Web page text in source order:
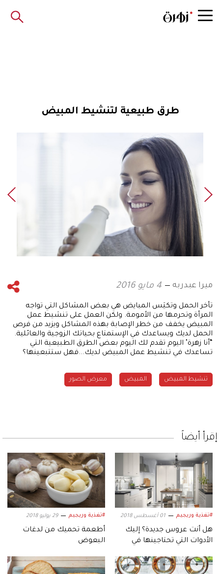
طرق طبيعية لتنشيط المبيض
ميرا عبدربه 4 مايو 2016
تأخر الحمل وتكيَس المبايض هي بعض المشاكل التي تواجه
المرأة وتحرمها من الأمومة. ولكن العمل على تنشيط عمل
المبيض يخفف من خطر الإصابة بهذه المشاكل ويزيد من فرص
الحمل لديك ويساعدك في الإستمتاع بحياتك الزوجية والعائلية.
“أنا زهرة" اليوم تقدم لك اليوم بعض الطرق الطبيعية التي
تساعدك في تنشيط عمل المبيض لديك...فهل ستتبعينها؟
تنشيط المبيض المبيض معرض الصور
إقرأ أيضاً
#تغذية وريجيم 01 أغسطس 2018
هل أنت عروس جديدة؟ إليك
الأدوات التي تحتاجينها في
#تغذية وريجيم 29 يوليو 2018
أطعمة تحميك من لدغات
البعوض